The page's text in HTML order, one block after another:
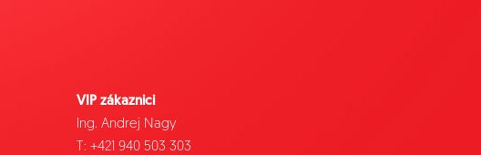
VIP zákaznici
Ing. Andrej Nagy
T: +421 940 503 303